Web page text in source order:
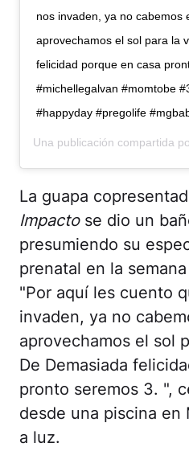
nos invaden, ya no cabemos
aprovechamos el sol para la
felicidad porque en casa
#michellegalvan #momtobe
#happyday #pregolife
Una publicación compartida
La guapa
Impactose dio un
presumiendo su
prenatal en la
"Por aquí les cuento
invaden, ya no
aprovechamos el sol
De Demasiada
pronto seremos 3. ",
desde una piscina en
a luz.